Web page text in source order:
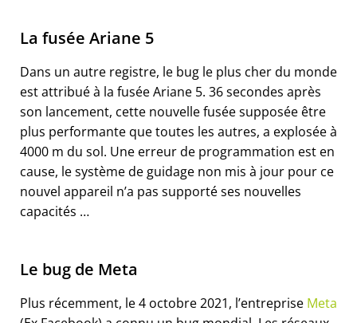
La fusée Ariane 5
Dans un autre registre, le bug le plus cher du monde
est attribué à la fusée Ariane 5. 36 secondes après
son lancement, cette nouvelle fusée supposée être
plus performante que toutes les autres, a explosée à
4000 m du sol. Une erreur de programmation est en
cause, le système de guidage non mis à jour pour ce
nouvel appareil n’a pas supporté ses nouvelles
capacités …
Le bug de Meta
Plus récemment, le 4 octobre 2021, l’entreprise Meta